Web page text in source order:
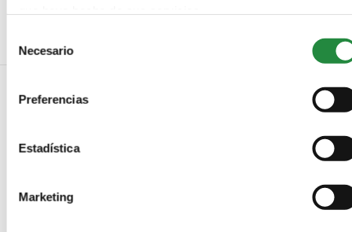
Necesario
Preferencias
Estadística
Marketing